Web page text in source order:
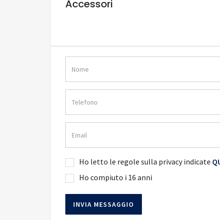
Accessori
Ho letto le regole sulla privacy indicate
Ho compiuto i 16 anni